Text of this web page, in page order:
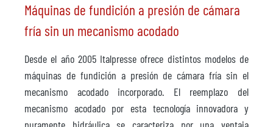
Máquinas de fundición a presión de cámara
fría sin un mecanismo acodado
Desde el año 2005 Italpresse ofrece distintos modelos de
máquinas de fundición a presión de cámara fría sin el
mecanismo acodado incorporado. El reemplazo del
mecanismo acodado por esta tecnología innovadora y